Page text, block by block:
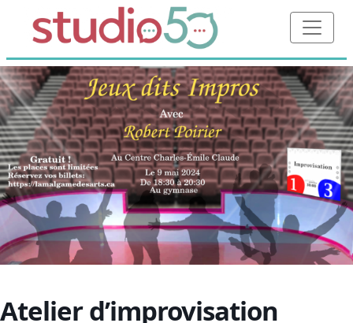
Atelier d’improvisation